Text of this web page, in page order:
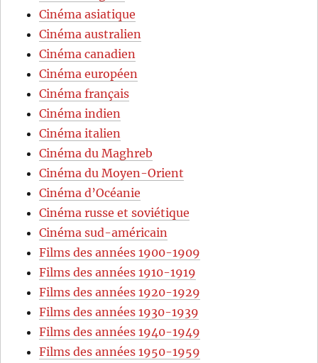
Cinéma asiatique
Cinéma australien
Cinéma canadien
Cinéma européen
Cinéma français
Cinéma indien
Cinéma italien
Cinéma du Maghreb
Cinéma du Moyen-Orient
Cinéma d’Océanie
Cinéma russe et soviétique
Cinéma sud-américain
Films des années 1900-1909
Films des années 1910-1919
Films des années 1920-1929
Films des années 1930-1939
Films des années 1940-1949
Films des années 1950-1959